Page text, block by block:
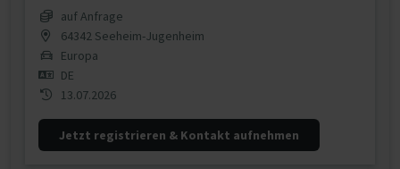
auf Anfrage
64342 Seeheim-Jugenheim
Europa
DE
13.07.2026
Jetzt registrieren & Kontakt aufnehmen